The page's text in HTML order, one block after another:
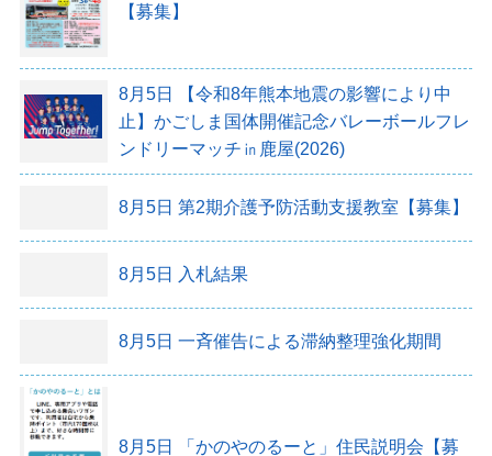
【募集】
8月5日
【令和8年熊本地震の影響により中
止】かごしま国体開催記念バレーボールフレ
ンドリーマッチ㏌鹿屋(2026)
8月5日 第2期介護予防活動支援教室【募集】
8月5日 入札結果
8月5日 一斉催告による滞納整理強化期間
8月5日
「かのやのるーと」住民説明会【募